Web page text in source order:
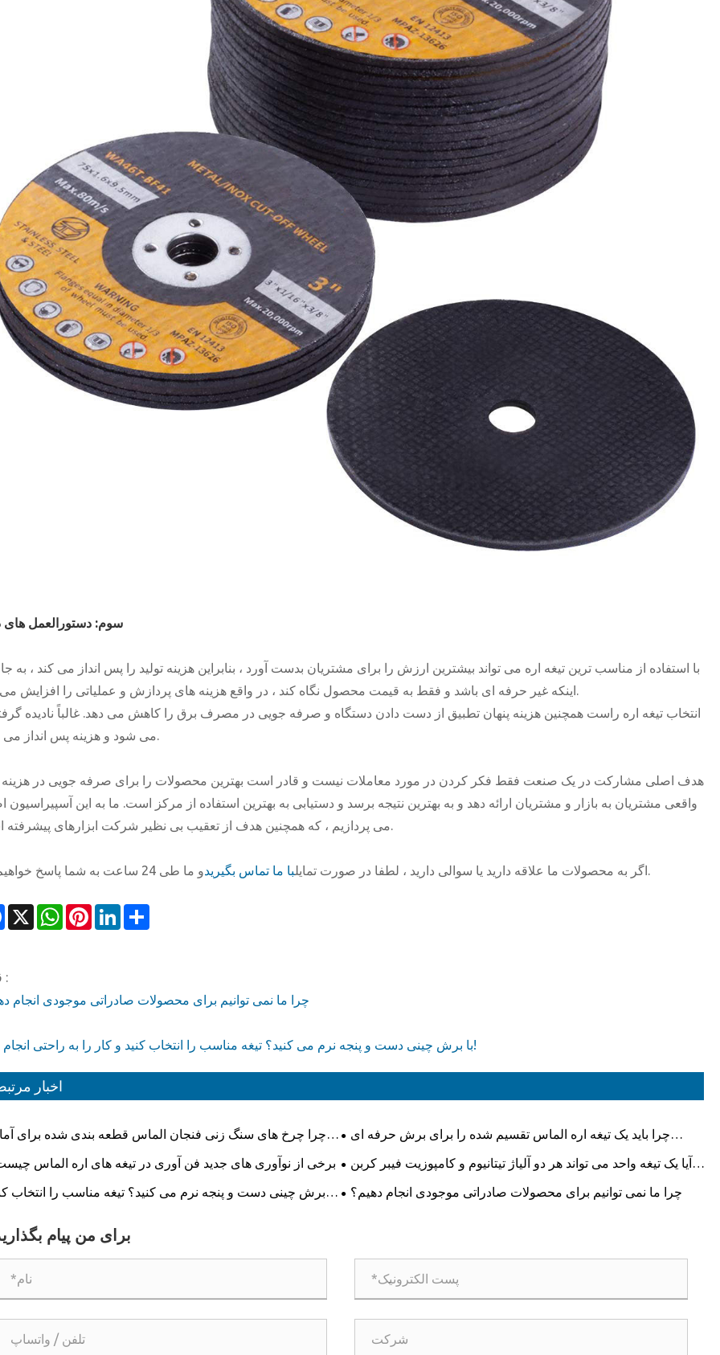
سوم: دستورالعمل های
هدف اصلی مشارکت در یک صنعت فقط فکر کردن در مورد معاملات نیست و قادر است بهترین محصولات را برای صرفه جویی در
واقعی مشتریان به بازار و مشتریان ارائه دهد و به بهترین نتیجه برسد و دستیابی به بهترین استفاده از مرکز است. ما به این آسپیراسیون
اگر به محصولات ما علاقه دارید یا سوالی دارید ، لطفا در صورت تمایلبا ما تماس بگیرید
Facebook
X WhatsAppPinterestLinkedIn
قبلی :
چرا ما نمی توانیم برای محصولات صادراتی موجودی انجام
با برش چینی دست و پنجه نرم می کنید؟ تیغه مناسب را انتخاب کنید و کار را به راحتی انجام دهید!
اخبار
چرا چرخ های سنگ زنی فنجان الماس قطعه بندی شده برای
سازی سطح با راندمان بالا ضروری
چرا باید یک تیغه اره الماس تقسیم شده را برای برش حرفه ای
انتخاب کنید؟
برخی از نوآوری های جدید فن آوری در تیغه های اره الماس
آیا یک تیغه واحد می تواند هر دو آلیاژ تیتانیوم و کامپوزیت فیبر کربن
را کنترل کند؟
با برش چینی دست و پنجه نرم می کنید؟ تیغه مناسب را انتخاب
چرا ما نمی توانیم برای محصولات صادراتی موجودی انجام دهیم؟
برای من پیام